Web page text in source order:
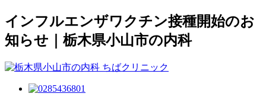
インフルエンザワクチン接種開始のお
知らせ｜栃木県小山市の内科